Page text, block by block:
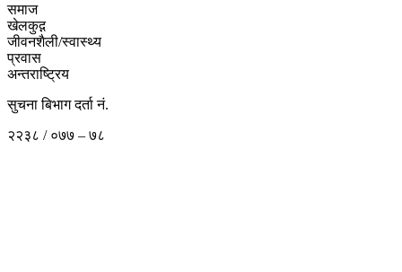
समाज
खेलकुद़़
जीवनशैली/स्वास्थ्य
प्रवास
अन्तराष्ट्रिय
सुचना बिभाग दर्ता नं.
२२३८ / ०७७ – ७८